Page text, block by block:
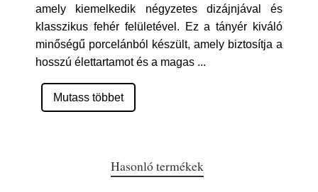
amely kiemelkedik négyzetes dizájnjával és
klasszikus fehér felületével. Ez a tányér kiváló
minőségű porcelánból készült, amely biztosítja a
hosszú élettartamot és a magas ...
Mutass többet
Hasonló termékek